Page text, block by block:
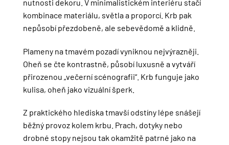
nutnosti dekoru. V minimalistickém interiéru stačí
kombinace materiálu, světla a proporcí. Krb pak
nepůsobí přezdobeně, ale sebevědomě a klidně.
Plameny na tmavém pozadí vyniknou nejvýrazněji.
Oheň se čte kontrastně, působí luxusně a vytváří
přirozenou „večerní scénografii“. Krb funguje jako
kulisa, oheň jako vizuální šperk.
Z praktického hlediska tmavší odstíny lépe snášejí
běžný provoz kolem krbu. Prach, dotyky nebo
drobné stopy nejsou tak okamžitě patrné jako na